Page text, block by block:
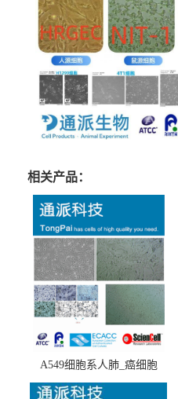
相关产品：
A549细胞系人肺_癌细胞
(A549细胞)